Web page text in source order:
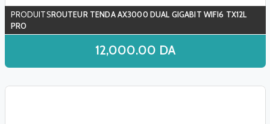
ROUTEUR TENDA AX3000 DUAL GIGABIT WIFI6 TX12L
PRO
12,000.00 DA